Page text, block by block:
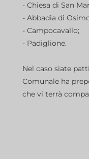
- Chiesa di San
- Abbadia di
- Campocavallo;
- Padiglione.
Nel caso siate
Comunale ha
che vi terrà